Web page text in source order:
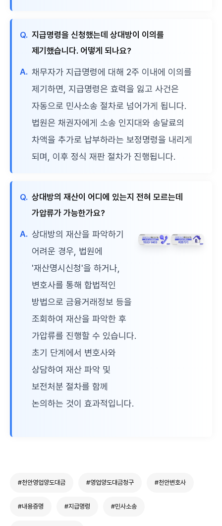
Q. 지급명령을 신청했는데 상대방이 이의를
제기했습니다. 어떻게 되나요?
A. 채무자가 지급명령에 대해 2주 이내에 이의를
제기하면, 지급명령은 효력을 잃고 사건은
자동으로 민사소송 절차로 넘어가게 됩니다.
법원은 채권자에게 소송 인지대와 송달료의
차액을 추가로 납부하라는 보정명령을 내리게
되며, 이후 정식 재판 절차가 진행됩니다.
Q. 상대방의 재산이 어디에 있는지 전혀 모르는데
가압류가 가능한가요?
A. 상대방의 재산을 파악하기
어려운 경우, 법원에
'재산명시신청'을 하거나,
변호사를 통해 합법적인
방법으로 금융거래정보 등을
조회하여 재산을 파악한 후
가압류를 진행할 수 있습니다.
초기 단계에서 변호사와
상담하여 재산 파악 및
보전처분 절차를 함께
논의하는 것이 효과적입니다.
#천안영업양도대금 #영업양도대금청구 #천안변호사
#내용증명 #지급명령 #민사소송